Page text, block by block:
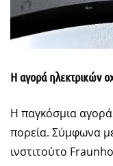
Η αγορά ηλεκτρικών
Η παγκόσμια αγορά
πορεία. Σύμφωνα
ινστιτούτο